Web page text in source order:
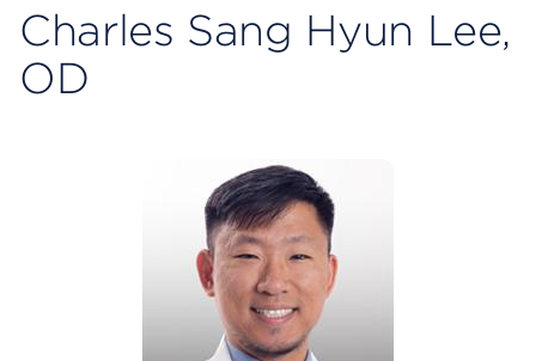
Charles Sang Hyun Lee,
OD